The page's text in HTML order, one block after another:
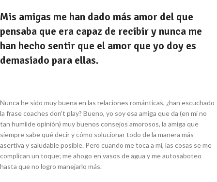
​​Mis amigas me han dado más amor del que
pensaba que era capaz de recibir y nunca me
han hecho sentir que el amor que yo doy es
demasiado para ellas.
Nunca he sido muy buena en las relaciones románticas, ¿han escuchado
la frasecoaches don’t play? Bueno, yo soy esa amiga que da (en mi no
tan humilde opinión) muy buenos consejos amorosos, la amiga que
siempre sabe qué decir y cómo solucionar todo de la manera más
asertiva y saludable posible. Pero cuando me toca a mí, las cosas se me
complican un toque; me ahogo en vasos de agua y me autosaboteo
hasta que no logro manejarlo más.